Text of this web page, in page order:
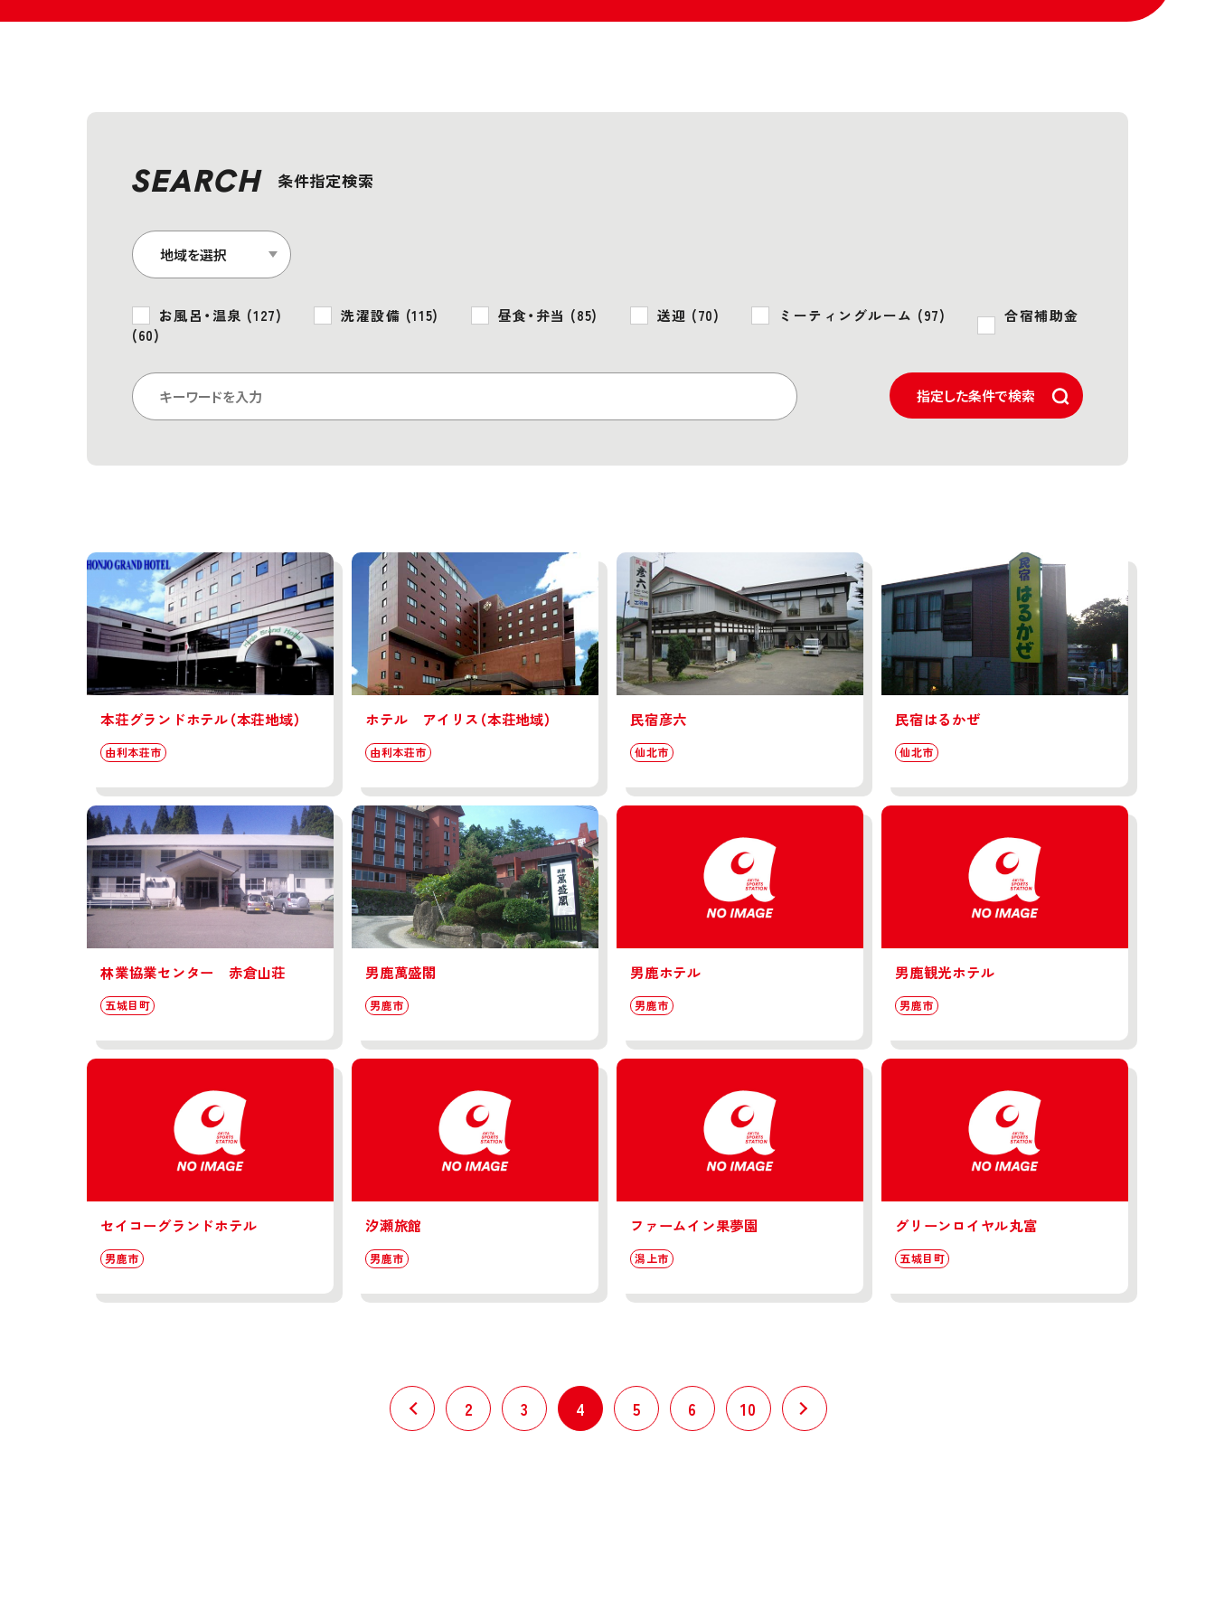
SEARCH 条件指定検索
お風呂・温泉 (127) 洗濯設備 (115) 昼食・弁当 (85) 送迎 (70) ミーティングルーム (97)
合宿補助金
(60)
本荘グランドホテル（本荘地域）
由利本荘市
ホテル アイリス（本荘地域）
由利本荘市
民宿彦六
仙北市
民宿はるかぜ
仙北市
林業協業センター 赤倉山荘
五城目町
男鹿萬盛閣
男鹿市
男鹿ホテル
男鹿市
男鹿観光ホテル
男鹿市
セイコーグランドホテル
男鹿市
汐瀬旅館
男鹿市
ファームイン果夢園
潟上市
グリーンロイヤル丸富
五城目町
2 3 4 5 6 10